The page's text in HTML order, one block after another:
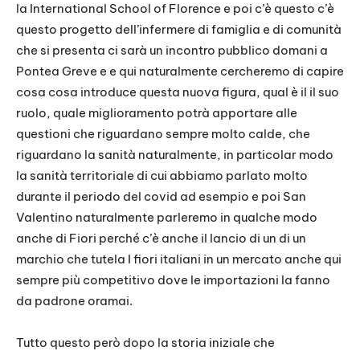
la International School of Florence e poi c’è questo c’è
questo progetto dell’infermere di famiglia e di comunità
che si presenta ci sarà un incontro pubblico domani a
Pontea Greve e e qui naturalmente cercheremo di capire
cosa cosa introduce questa nuova figura, qual è il il suo
ruolo, quale miglioramento potrà apportare alle
questioni che riguardano sempre molto calde, che
riguardano la sanità naturalmente, in particolar modo
la sanità territoriale di cui abbiamo parlato molto
durante il periodo del covid ad esempio e poi San
Valentino naturalmente parleremo in qualche modo
anche di Fiori perché c’è anche il lancio di un di un
marchio che tutela I fiori italiani in un mercato anche qui
sempre più competitivo dove le importazioni la fanno
da padrone oramai.
Tutto questo però dopo la storia iniziale che